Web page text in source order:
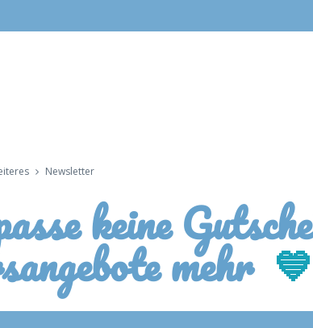
Newsletter
keine
mehr